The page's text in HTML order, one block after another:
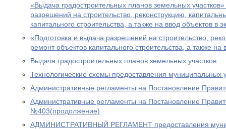
«Выдача градостроительных планов земельных
разрешений на строительство, реконструкцию,
капитального строительства, а также на ввод объектов в
«Подготовка и выдача разрешений на строительство,
ремонт объектов капитального строительства, а также
Выдача градостроительных планов земельных участков
Технологические схемы предоставления
Административные регламенты на Постановление
Административные регламенты на Постановление
№403(продолжение)
АДМИНИСТРАТИВНЫЙ РЕГЛАМЕНТ предоставления